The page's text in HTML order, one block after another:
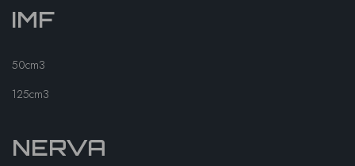
IMF
50cm3
125cm3
NERVA